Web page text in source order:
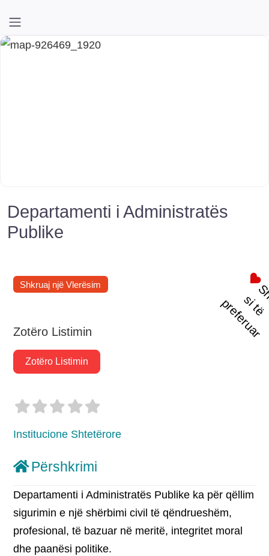
Departamenti i Administratës
Publike
t
s
i
p
r
Shkruaj një Vlerësim
Zotëro Listimin
Zotëro Listimin
Institucione Shtetërore
Përshkrimi
Departamenti i Administratës Publike ka për qëllim
sigurimin e një shërbimi civil të qëndrueshëm,
profesional, të bazuar në meritë, integritet moral
dhe paanësi politike.